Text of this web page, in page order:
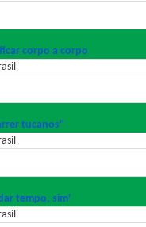
corpo a corpo
tucanos"
tempo, sim'